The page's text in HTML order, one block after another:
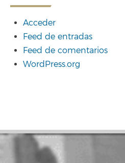
Acceder
Feed de entradas
Feed de comentarios
WordPress.org